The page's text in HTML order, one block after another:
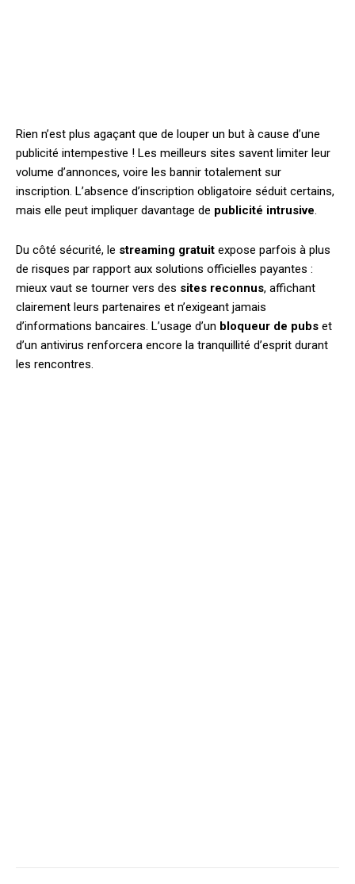
Rien n’est plus agaçant que de louper un but à cause d’une
publicité intempestive ! Les meilleurs sites savent limiter leur
volume d’annonces, voire les bannir totalement sur
inscription. L’absence d’inscription obligatoire séduit certains,
mais elle peut impliquer davantage de publicité intrusive.
Du côté sécurité, le streaming gratuit expose parfois à plus
de risques par rapport aux solutions officielles payantes :
mieux vaut se tourner vers des sites reconnus, affichant
clairement leurs partenaires et n’exigeant jamais
d’informations bancaires. L’usage d’un bloqueur de pubs et
d’un antivirus renforcera encore la tranquillité d’esprit durant
les rencontres.